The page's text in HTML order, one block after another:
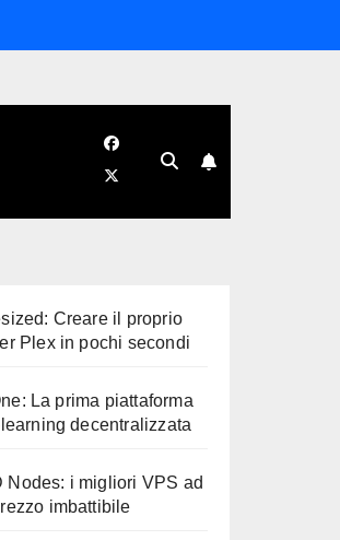
Creare il proprio
Plex in pochi secondi
La prima piattaforma
decentralizzata
Nodes: i migliori VPS ad
imbattibile